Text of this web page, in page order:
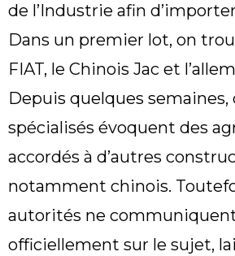
de l’Industrie afin
Dans un premier lot, on
FIAT, le Chinois Jac et
Depuis quelques semaines,
spécialisés évoquent des
accordés à d’autres
notamment chinois.
autorités ne
officiellement sur le sujet,